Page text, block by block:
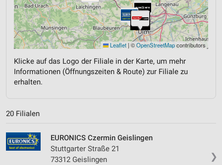
Leaflet | ©OpenStreetMapcontributors
Klicke auf das Logo der Filiale in der Karte, um mehr
Informationen (Öffnungszeiten & Route) zur Filiale zu
erhalten.
20 Filialen
❯
EURONICS Czermin Geislingen
Stuttgarter Straße 21
73312 Geislingen